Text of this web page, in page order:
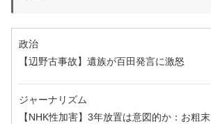
政治
【辺野古事故】遺族が百田発言に激怒
ジャーナリズム
【NHK性加害】3年放置は意図的か：お粗末